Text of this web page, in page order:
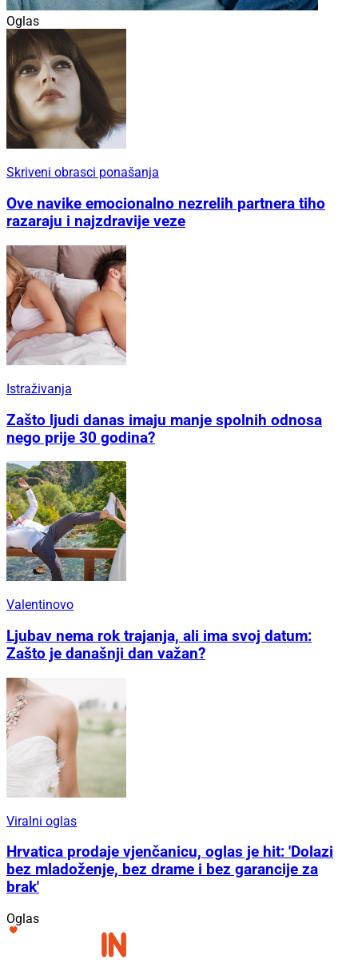
Oglas
Skriveni obrasci ponašanja
Ove navike emocionalno nezrelih partnera tiho
razaraju i najzdravije veze
Istraživanja
Zašto ljudi danas imaju manje spolnih odnosa
nego prije 30 godina?
Valentinovo
Ljubav nema rok trajanja, ali ima svoj datum:
Zašto je današnji dan važan?
Viralni oglas
Hrvatica prodaje vjenčanicu, oglas je hit: 'Dolazi
bez mladoženje, bez drame i bez garancije za
brak'
Oglas